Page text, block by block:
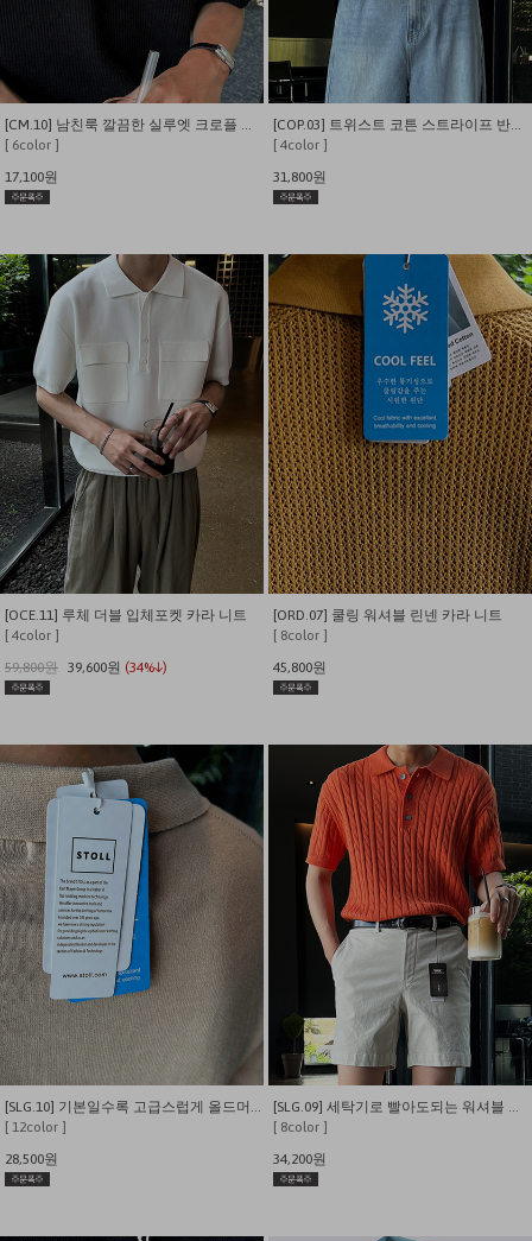
[CM.10] 남친룩 깔끔한 실루엣 크로플 패턴 카라 반팔
[ 6color ]
17,100원
[COP.03] 트위스트 코튼 스트라이프 반팔 니트 카라
[ 4color ]
31,800원
[OCE.11] 루체 더블 입체포켓 카라 니트
[ 4color ]
59,800원 39,600원 (34%↓)
[ORD.07] 쿨링 워셔블 린넨 카라 니트
[ 8color ]
45,800원
[ 12color ]
28,500원
[ 8color ]
34,200원